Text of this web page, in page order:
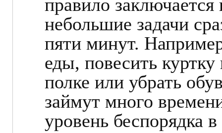
правило
небольшие задачи
пяти минут.
еды, повесить
полке или убрать
займут много
уровень беспорядка